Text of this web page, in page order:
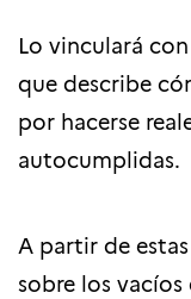
Lo vinculará
que describe
por hacerse
autocumplidas.
A partir de
sobre los